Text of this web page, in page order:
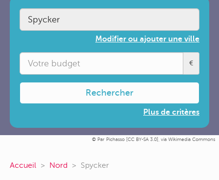
Par Pichasso [CC BY-SA 3.0], via Wikimedia Commons
Modifier ou ajouter une ville
€
Rechercher
Plus de critères
Accueil Nord Spycker